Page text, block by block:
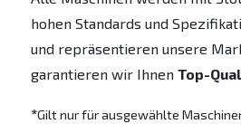
hohen Standards und
und repräsentieren unsere
garantieren wir Ihnen Top-
*Gilt nur für ausgewählte